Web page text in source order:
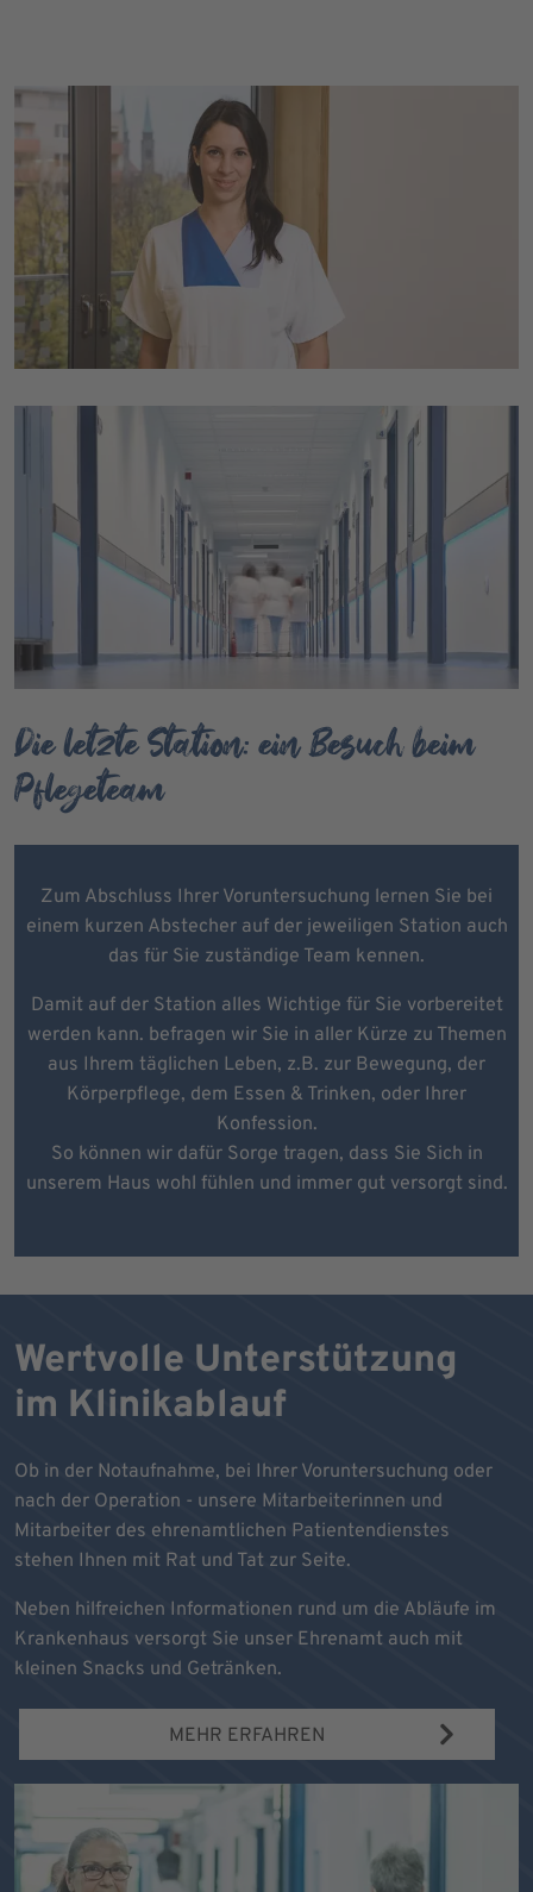
Die letzte Station: ein Besuch beim
Pflegeteam
Zum Abschluss Ihrer Voruntersuchung lernen Sie bei
einem kurzen Abstecher auf der jeweiligen Station auch
das für Sie zuständige Team kennen.
Damit auf der Station alles Wichtige für Sie vorbereitet
werden kann. befragen wir Sie in aller Kürze zu Themen
aus Ihrem täglichen Leben, z.B. zur Bewegung, der
Körperpflege, dem Essen & Trinken, oder Ihrer
Konfession.
So können wir dafür Sorge tragen, dass Sie Sich in
unserem Haus wohl fühlen und immer gut versorgt sind.
Wertvolle Unterstützung
im Klinikablauf
Ob in der Notaufnahme, bei Ihrer Voruntersuchung oder
nach der Operation - unsere Mitarbeiterinnen und
Mitarbeiter des ehrenamtlichen Patientendienstes
stehen Ihnen mit Rat und Tat zur Seite.
Neben hilfreichen Informationen rund um die Abläufe im
Krankenhaus versorgt Sie unser Ehrenamt auch mit
kleinen Snacks und Getränken.
MEHR ERFAHREN